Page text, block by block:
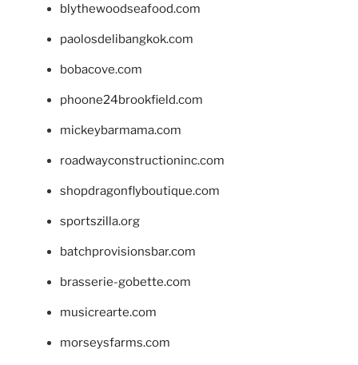
blythewoodseafood.com
paolosdelibangkok.com
bobacove.com
phoone24brookfield.com
mickeybarmama.com
roadwayconstructioninc.com
shopdragonflyboutique.com
sportszilla.org
batchprovisionsbar.com
brasserie-gobette.com
musicrearte.com
morseysfarms.com